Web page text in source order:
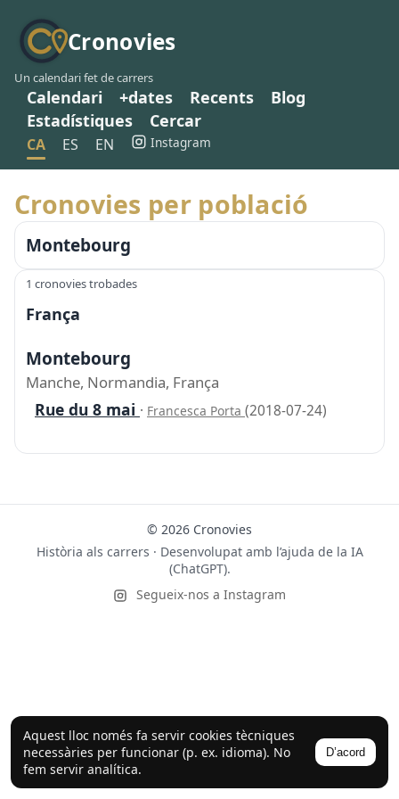
Cronovies
Un calendari fet de carrers
Calendari +dates Recents
Blog
Estadístiques
Cercar
CA ES EN Instagram
Aquest lloc només fa servir cookies tècniques
necessàries per funcionar (p. ex. idioma). No
fem servir analítica.
D’acord
Cronovies per població
Montebourg
1 cronovies trobades
França
Montebourg
Manche, Normandia, França
Rue du 8 mai · Francesca Porta (2018-07-24)
© 2026 Cronovies
Història als carrers · Desenvolupat amb l’ajuda de la IA
(ChatGPT).
Segueix-nos a Instagram